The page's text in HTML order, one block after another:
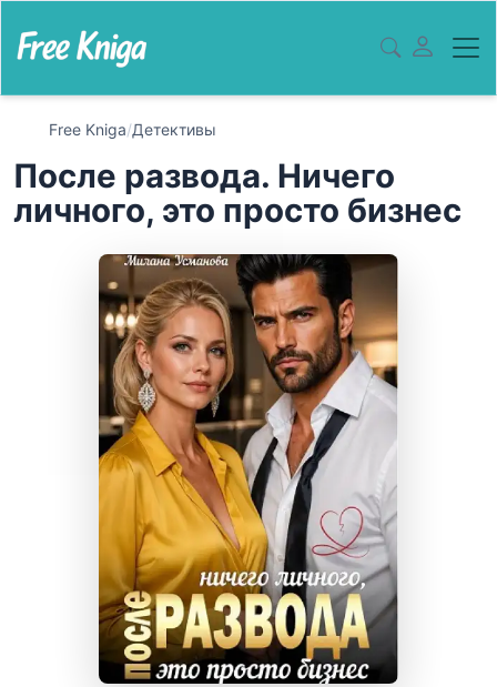
Free Kniga/Детективы
После развода. Ничего
личного, это просто бизнес